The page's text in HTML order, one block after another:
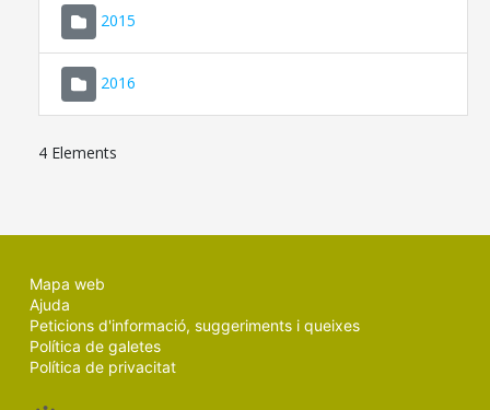
2015
2016
4 Elements
Mapa web
Ajuda
Peticions d'informació, suggeriments i queixes
Política de galetes
Política de privacitat